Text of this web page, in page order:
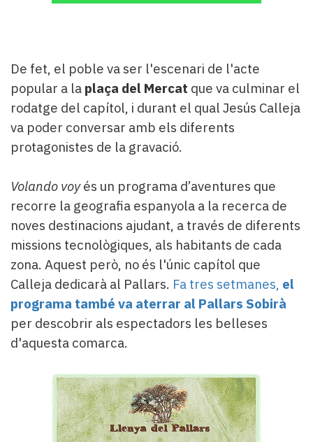
De fet, el poble va ser l'escenari de l'acte
popular a la plaça del Mercat que va culminar el
rodatge del capítol, i durant el qual Jesús Calleja
va poder conversar amb els diferents
protagonistes de la gravació.
Volando voyés un programa d’aventures que
recorre la geografia espanyola a ​​la recerca de
noves destinacions ajudant, a través de diferents
missions tecnològiques, als habitants de cada
zona. Aquest però, no és l'únic capítol que
Calleja dedicarà al Pallars. Fa tres setmanes, el
programa també va aterrar al Pallars Sobirà
per descobrir als espectadors les belleses
d'aquesta comarca.